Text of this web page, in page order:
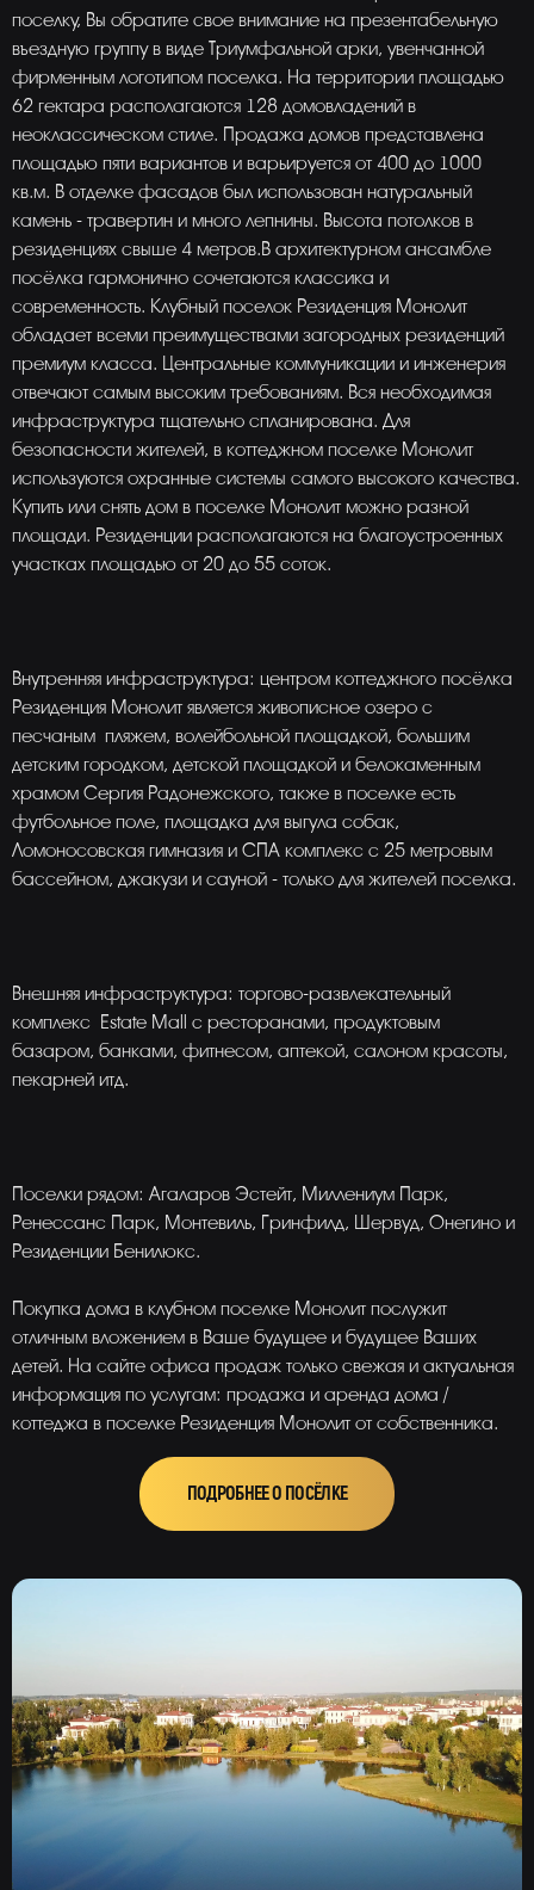
поселку, Вы обратите свое внимание на презентабельную
въездную группу в виде Триумфальной арки, увенчанной
фирменным логотипом поселка. На территории площадью
62 гектара располагаются 128 домовладений в
неоклассическом стиле. Продажа домов представлена
площадью пяти вариантов и варьируется от 400 до 1000
кв.м. В отделке фасадов был использован натуральный
камень - травертин и много лепнины. Высота потолков в
резиденциях свыше 4 метров.В архитектурном ансамбле
посёлка гармонично сочетаются классика и
современность. Клубный поселок Резиденция Монолит
обладает всеми преимуществами загородных резиденций
премиум класса. Центральные коммуникации и инженерия
отвечают самым высоким требованиям. Вся необходимая
инфраструктура тщательно спланирована. Для
безопасности жителей, в коттеджном поселке Монолит
используются охранные системы самого высокого качества.
Купить или снять дом в поселке Монолит можно разной
площади. Резиденции располагаются на благоустроенных
участках площадью от 20 до 55 соток.
Внутренняя инфраструктура: центром коттеджного посёлка
Резиденция Монолит является живописное озеро с
песчаным пляжем, волейбольной площадкой, большим
детским городком, детской площадкой и белокаменным
храмом Сергия Радонежского, также в поселке есть
футбольное поле, площадка для выгула собак,
Ломоносовская гимназия и СПА комплекс с 25 метровым
бассейном, джакузи и сауной - только для жителей поселка.
Внешняя инфраструктура: торгово-развлекательный
комплекс Estate Mall c ресторанами, продуктовым
базаром, банками, фитнесом, аптекой, салоном красоты,
пекарней итд.
Поселки рядом: Агаларов Эстейт, Миллениум Парк,
Ренессанс Парк, Монтевиль, Гринфилд, Шервуд, Онегино и
Резиденции Бенилюкс.
Покупка дома в клубном поселке Монолит послужит
отличным вложением в Ваше будущее и будущее Ваших
детей. На сайте офиса продаж только свежая и актуальная
информация по услугам: продажа и аренда дома /
коттеджа в поселке Резиденция Монолит от собственника.
ПОДРОБНЕЕ О ПОСЁЛКЕ